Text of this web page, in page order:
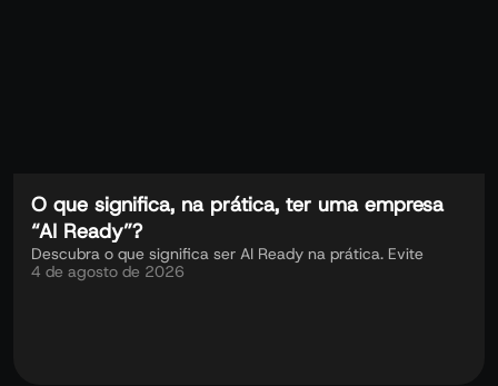
O que significa, na prática, ter uma empresa
“AI Ready”?
Descubra o que significa ser AI Ready na prática. Evite
4 de agosto de 2026